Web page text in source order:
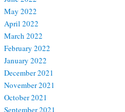
May 2022
April 2022
March 2022
February 2022
January 2022
December 2021
November 2021
October 2021
September 2021